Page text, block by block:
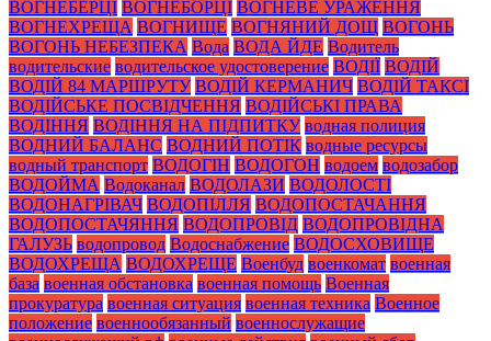
ВОГНЕБЕРЦІ ВОГНЕБОРЦІ ВОГНЕВЕ УРАЖЕННЯ
ВОГНЕХРЕЩА ВОГНИЩЕ ВОГНЯНИЙ ДОЩ ВОГОНЬ
ВОГОНЬ НЕБЕЗПЕКА Вода ВОДА ЙДЕ Водитель
водительские водительское удостоверение ВОДІЇ ВОДІЙ
ВОДІЙ 84 МАРШРУТУ ВОДІЙ КЕРМАНИЧ ВОДІЙ ТАКСІ
ВОДІЙСЬКЕ ПОСВІДЧЕННЯ ВОДІЙСЬКІ ПРАВА
ВОДІННЯ ВОДІННЯ НА ПІДПИТКУ водная полиция
ВОДНИЙ БАЛАНС ВОДНИЙ ПОТІК водные ресурсы
водный транспорт ВОДОГІН ВОДОГОН водоем водозабор
ВОДОЙМА Водоканал ВОДОЛАЗИ ВОДОЛОСТІ
ВОДОНАГРІВАЧ ВОДОПІЛЛЯ ВОДОПОСТАЧАННЯ
ВОДОПОСТАЧЯННЯ ВОДОПРОВІД ВОДОПРОВІДНА
ГАЛУЗЬ водопровод Водоснабжение ВОДОСХОВИЩЕ
ВОДОХРЕЩА ВОДОХРЕЩЕ Военбуд военкомат военная
база военная обстановка военная помощь Военная
прокуратура военная ситуация военная техника Военное
положение военнообязанный военнослужащие